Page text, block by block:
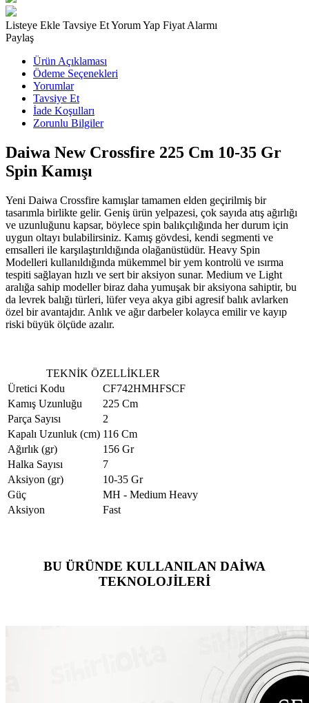
Listeye Ekle Tavsiye EtYorum Yap Fiyat Alarmı
Paylaş
Ürün Açıklaması
Ödeme Seçenekleri
Yorumlar
Tavsiye Et
İade Koşulları
Zorunlu Bilgiler
Daiwa New Crossfire 225 Cm 10-35 Gr
Spin Kamışı
Yeni Daiwa Crossfire kamışlar tamamen elden geçirilmiş bir
tasarımla birlikte gelir. Geniş ürün yelpazesi, çok sayıda atış ağırlığı
ve uzunluğunu kapsar, böylece spin balıkçılığında her durum için
uygun oltayı bulabilirsiniz. Kamış gövdesi, kendi segmenti ve
emsalleri ile karşılaştırıldığında olağanüstüdür. Heavy Spin
Modelleri kullanıldığında mükemmel bir yem kontrolü ve ısırma
tespiti sağlayan hızlı ve sert bir aksiyon sunar. Medium ve Light
aralığa sahip modeller biraz daha yumuşak bir aksiyona sahiptir, bu
da levrek balığı türleri, lüfer veya akya gibi agresif balık avlarken
özel bir avantajdır. Anlık ve ağır darbeler kolayca emilir ve kayıp
riski büyük ölçüde azalır.
TEKNİK ÖZELLİKLER
Üretici Kodu
CF742HMHFSCF
Kamış Uzunluğu
225 Cm
Parça Sayısı
2
Kapalı Uzunluk (cm) 116 Cm
Ağırlık (gr)
156 Gr
Halka Sayısı
7
Aksiyon (gr)
10-35 Gr
Güç
MH - Medium Heavy
Aksiyon
Fast
BU ÜRÜNDE KULLANILAN DAİWA
TEKNOLOJİLERİ